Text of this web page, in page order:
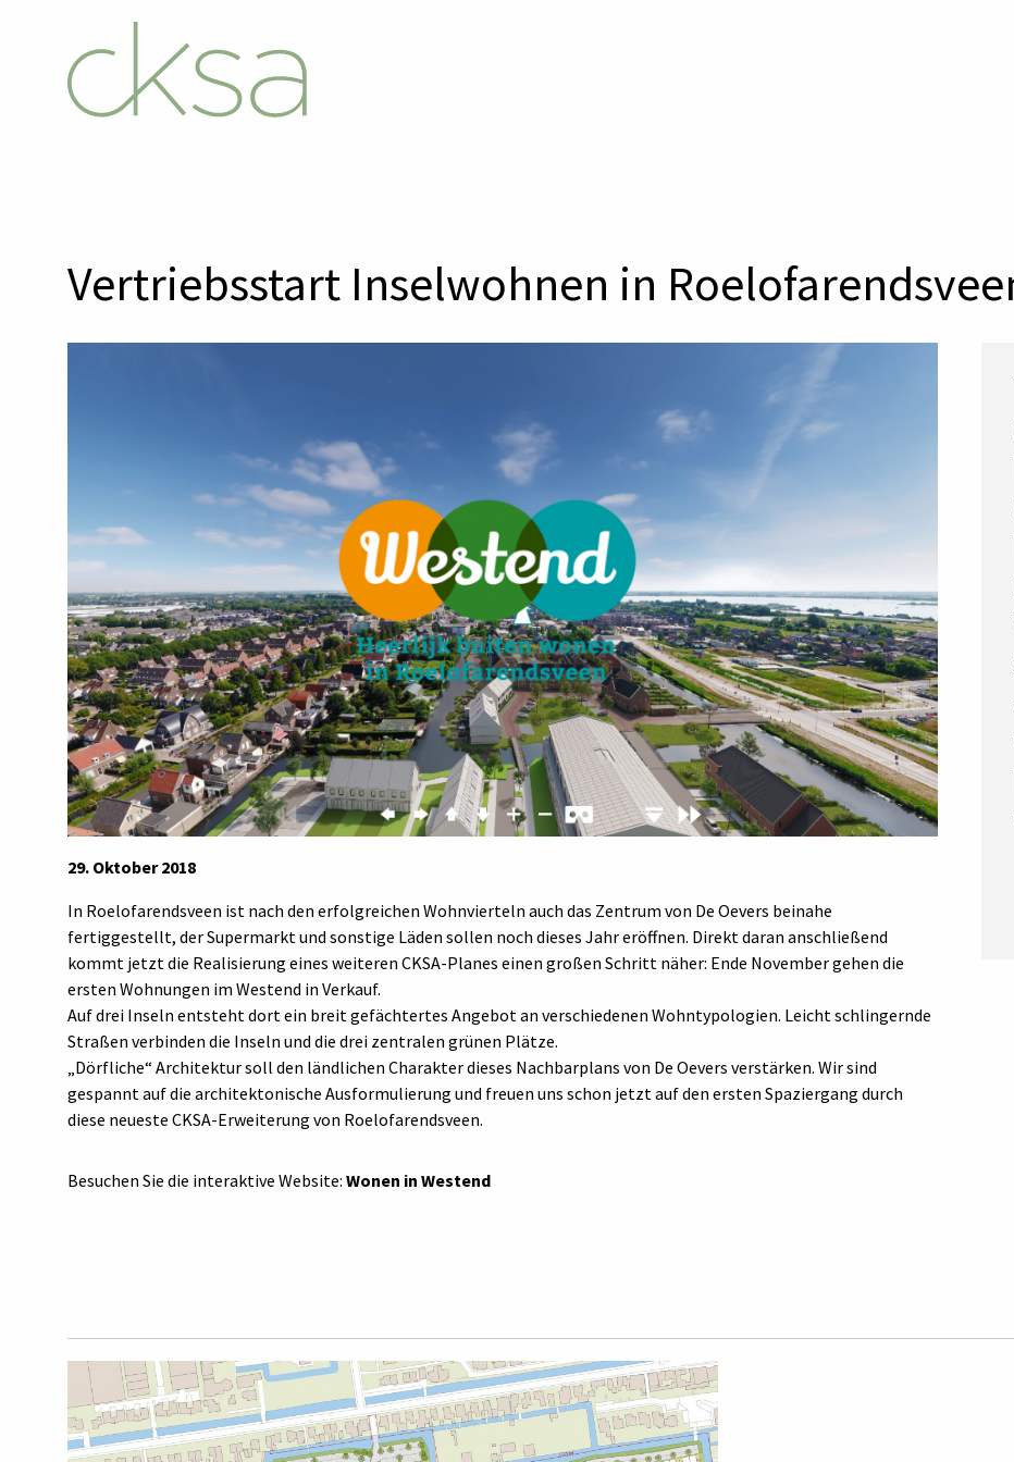
Vertriebsstart Inselwohnen in
29. Oktober 2018
In Roelofarendsveen ist nach den erfolgreichen Wohnvierteln auch das Zentrum von De Oevers beinahe
fertiggestellt, der Supermarkt und sonstige Läden sollen noch dieses Jahr eröffnen. Direkt daran anschließend
kommt jetzt die Realisierung eines weiteren CKSA-Planes einen großen Schritt näher: Ende November gehen die
ersten Wohnungen im Westend in Verkauf.
Auf drei Inseln entsteht dort ein breit gefächtertes Angebot an verschiedenen Wohntypologien. Leicht schlingernde
Straßen verbinden die Inseln und die drei zentralen grünen Plätze.
„Dörfliche“ Architektur soll den ländlichen Charakter dieses Nachbarplans von De Oevers verstärken. Wir sind
gespannt auf die architektonische Ausformulierung und freuen uns schon jetzt auf den ersten Spaziergang durch
diese neueste CKSA-Erweiterung von Roelofarendsveen.
Besuchen Sie die interaktive Website: Wonen in Westend